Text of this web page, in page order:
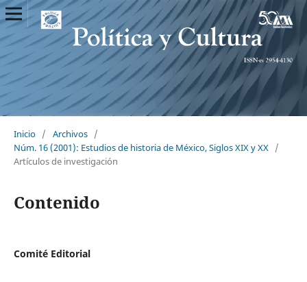
Inicio / Archivos /
Núm. 16 (2001): Estudios de historia de México, Siglos XIX y XX /
Artículos de investigación
Contenido
Comité Editorial